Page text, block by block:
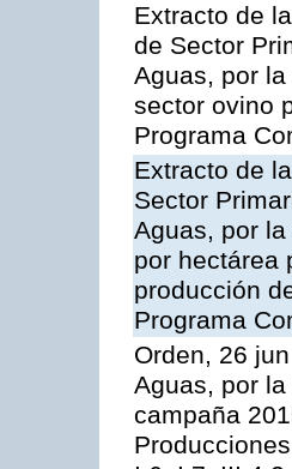
Extracto de
de Sector
Aguas, por
sector ovino
Programa
Extracto de
Sector
Aguas, por
por hectárea
producción
Programa
Orden, 26
Aguas, por
campaña